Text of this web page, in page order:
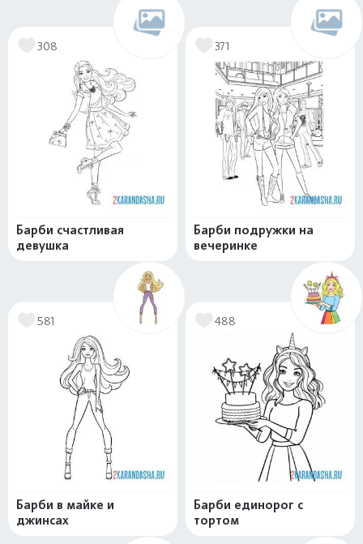
308
Барби счастливая
девушка
371
Барби подружки на
вечеринке
581
Барби в майке и
джинсах
488
Барби единорог с
тортом